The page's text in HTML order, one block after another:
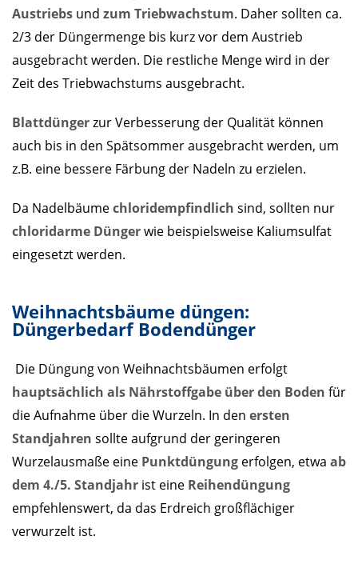
Austriebs und zum Triebwachstum. Daher sollten ca.
2/3 der Düngermenge bis kurz vor dem Austrieb
ausgebracht werden. Die restliche Menge wird in der
Zeit des Triebwachstums ausgebracht.
Blattdüngerzur Verbesserung der Qualität können
auch bis in den Spätsommer ausgebracht werden, um
z.B. eine bessere Färbung der Nadeln zu erzielen.
Da Nadelbäumechloridempfindlich sind, sollten nur
chloridarme Düngerwie beispielsweise Kaliumsulfat
eingesetzt werden.
Weihnachtsbäume düngen:
Düngerbedarf Bodendünger
Die Düngung von Weihnachtsbäumen erfolgt
hauptsächlich als Nährstoffgabe über den Boden für
die Aufnahme über die Wurzeln. In den ersten
Standjahren sollte aufgrund der geringeren
Wurzelausmaße eine Punktdüngung erfolgen, etwa ab
dem 4./5. Standjahr ist eine Reihendüngung
empfehlenswert, da das Erdreich großflächiger
verwurzelt ist.